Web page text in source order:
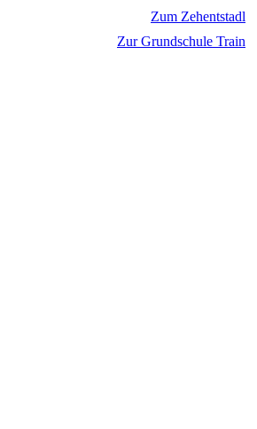
Zum Zehentstadl
Zur Grundschule Train